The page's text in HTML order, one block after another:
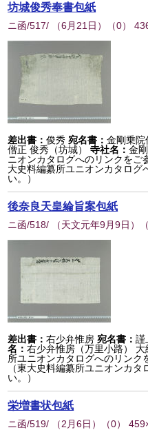
坊城俊秀奉書包紙
ニ函/517/ （6月21日） （0）
差出書：俊秀 宛名書：金剛乗院
僧正 俊秀（坊城）
寺社名：金
ニオンカタログへのリンクをご
大史料編纂所ユニオンカタログ
い。）
後奈良天皇綸旨案包紙
ニ函/518/ （天文元年9月9日） （
差出書：右少弁惟房 宛名書：謹
名：右少弁惟房（万里小路） 大
所ユニオンカタログへのリンク
（東大史料編纂所ユニオンカ
い。）
栄増書状包紙
ニ函/519/ （2月6日） （0）